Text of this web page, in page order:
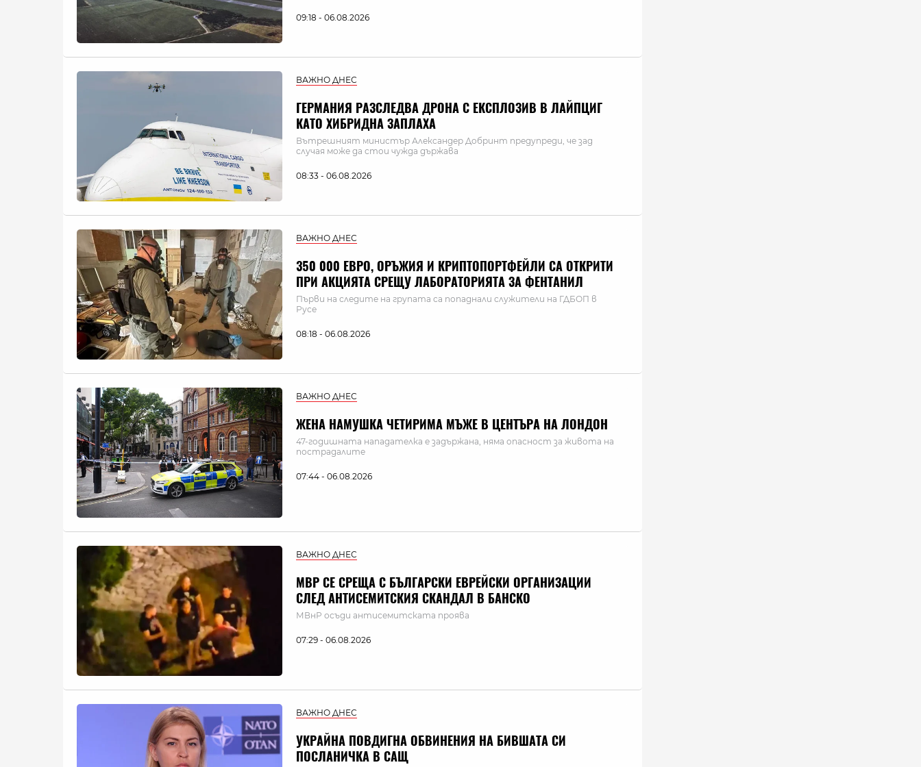
09:18 - 06.08.2026
ВАЖНО ДНЕС
ГЕРМАНИЯ РАЗСЛЕДВА ДРОНА С ЕКСПЛОЗИВ В ЛАЙПЦИГ
КАТО ХИБРИДНА ЗАПЛАХА
Вътрешният министър Александер Добринт предупреди, че зад
случая може да стои чужда държава
08:33 - 06.08.2026
ВАЖНО ДНЕС
350 000 ЕВРО, ОРЪЖИЯ И КРИПТОПОРТФЕЙЛИ СА ОТКРИТИ
ПРИ АКЦИЯТА СРЕЩУ ЛАБОРАТОРИЯТА ЗА ФЕНТАНИЛ
Първи на следите на групата са попаднали служители на ГДБОП в
Русе
08:18 - 06.08.2026
ВАЖНО ДНЕС
ЖЕНА НАМУШКА ЧЕТИРИМА МЪЖЕ В ЦЕНТЪРА НА ЛОНДОН
47-годишната нападателка е задържана, няма опасност за живота на
пострадалите
07:44 - 06.08.2026
ВАЖНО ДНЕС
МВР СЕ СРЕЩА С БЪЛГАРСКИ ЕВРЕЙСКИ ОРГАНИЗАЦИИ
СЛЕД АНТИСЕМИТСКИЯ СКАНДАЛ В БАНСКО
МВнР осъди антисемитската проява
07:29 - 06.08.2026
ВАЖНО ДНЕС
УКРАЙНА ПОВДИГНА ОБВИНЕНИЯ НА БИВШАТА СИ
ПОСЛАНИЧКА В САЩ